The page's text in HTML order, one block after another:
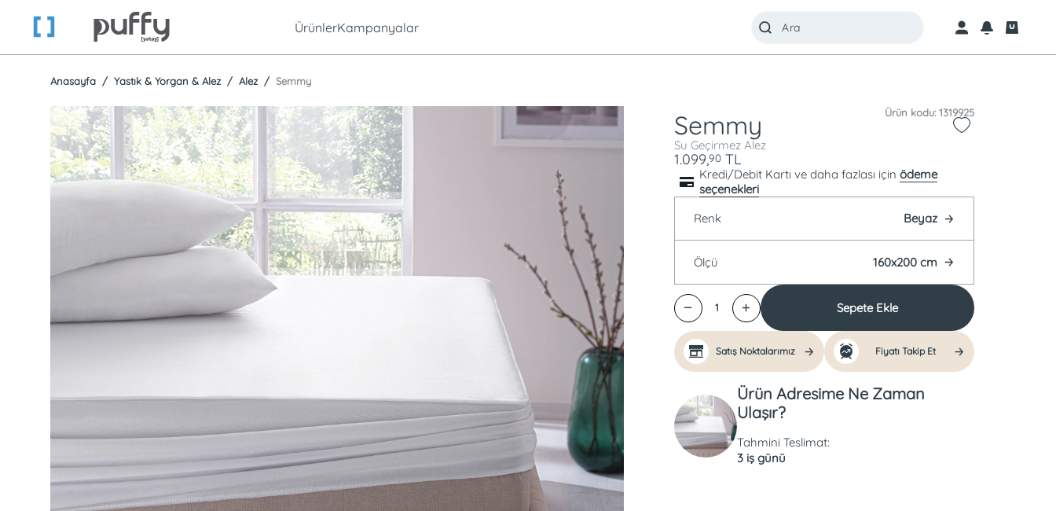
ÜrünlerKampanyalar
Anasayfa Yastık & Yorgan & Alez Alez Semmy
Ürün kodu: 1319925
Semmy
Su Geçirmez Alez
1.099,90 TL
Kredi/Debit Kartı ve daha fazlası için ödeme
seçenekleri
Renk
Beyaz
Ölçü 160x200 cm
1 Sepete Ekle
Satış Noktalarımız Fiyatı Takip Et
Ürün Adresime Ne Zaman
Ulaşır?
Tahmini Teslimat:
3 iş günü